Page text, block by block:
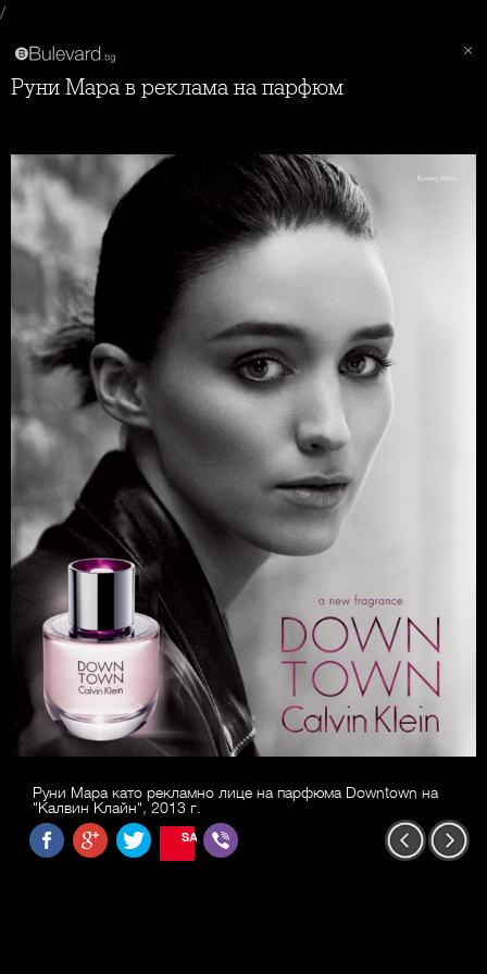
/
Руни Мара в реклама на парфюм
Руни Мара като рекламно лице на парфюма Downtown на
"Калвин Клайн", 2013 г.
SAVE